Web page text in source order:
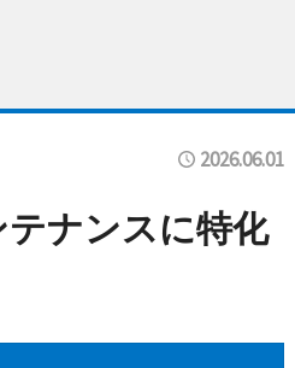
2026.06.01
ナンスに特化